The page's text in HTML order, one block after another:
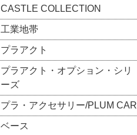
CASTLE COLLECTION
工業地帯
プラアクト
プラアクト・オプション・シリ
ーズ
プラ・アクセサリー/PLUM CAR
ベース